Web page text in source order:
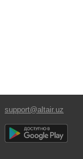
support@altair.uz